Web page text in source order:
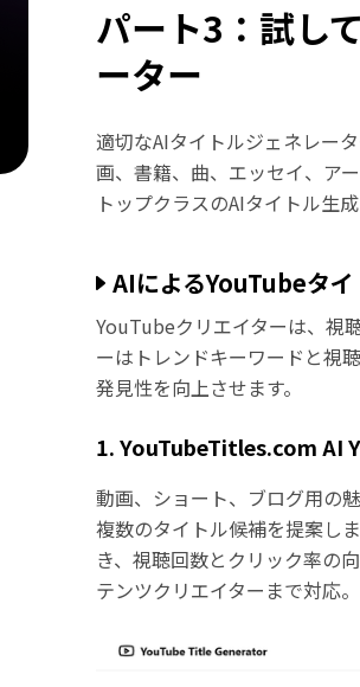
パート3：試し
ーター
適切なAIタイトルジェネレー
画、書籍、曲、エッセイ、ア
トップクラスのAIタイトル生
AIによるYouTubeタ
YouTubeクリエイターは、視
ーはトレンドキーワードと視
発見性を向上させます。
1. YouTubeTitles.com AI
動画、ショート、ブログ用の
複数のタイトル候補を提案し
き、視聴回数とクリック率の
テンツクリエイターまで対応。